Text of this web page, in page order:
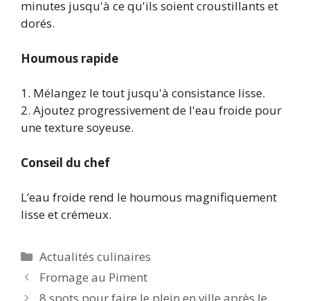
minutes jusqu'à ce qu'ils soient croustillants et
dorés.
Houmous rapide
1. Mélangez le tout jusqu'à consistance lisse.
2. Ajoutez progressivement de l'eau froide pour
une texture soyeuse.
Conseil du chef
L’eau froide rend le houmous magnifiquement
lisse et crémeux.
Catégories
Actualités culinaires
Fromage au Piment